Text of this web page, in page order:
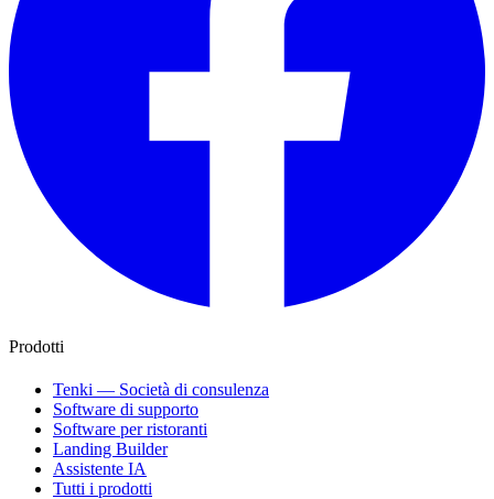
Prodotti
Tenki — Società di consulenza
Software di supporto
Software per ristoranti
Landing Builder
Assistente IA
Tutti i prodotti